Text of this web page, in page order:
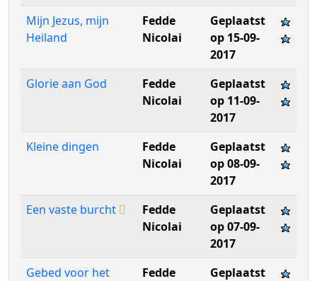
Mijn Jezus, mijn
Heiland
Fedde
Nicolai
Geplaatst
op 15-09-
2017
Glorie aan God
Fedde
Nicolai
Geplaatst
op 11-09-
2017
Kleine dingen
Fedde
Nicolai
Geplaatst
op 08-09-
2017
Een vaste burcht
Fedde
Nicolai
Geplaatst
op 07-09-
2017
Gebed voor het
Fedde
Geplaatst